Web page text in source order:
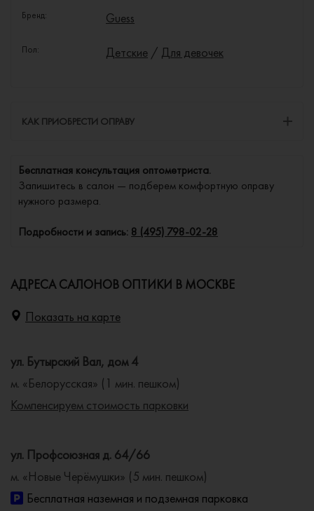
Бренд: Guess
Пол: Детские / Для девочек
КАК ПРИОБРЕСТИ ОПРАВУ
Бесплатная консультация оптометриста.
Запишитесь в салон — подберем комфортную оправу
нужного размера.
Подробности и запись: 8 (495) 798-02-28
АДРЕСА САЛОНОВ ОПТИКИ В МОСКВЕ
Показать на карте
ул. Бутырский Вал, дом 4
м. «Белорусская» (1 мин. пешком)
Компенсируем стоимость парковки
ул. Профсоюзная д. 64/66
м. «Новые Черёмушки» (5 мин. пешком)
Бесплатная наземная и подземная парковка